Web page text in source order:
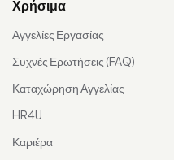
Χρήσιμα
Αγγελίες Εργασίας
Συχνές Ερωτήσεις (FAQ)
Καταχώρηση Αγγελίας
HR4U
Καριέρα